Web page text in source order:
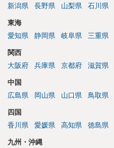
新潟県
長野県 山梨県 石川県
東海
愛知県
静岡県 岐阜県 三重県
関西
大阪府
兵庫県 京都府 滋賀県
中国
広島県
岡山県 山口県 鳥取県
四国
香川県
愛媛県 高知県 徳島県
九州・沖縄